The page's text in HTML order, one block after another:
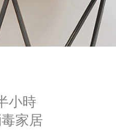
小時
家居